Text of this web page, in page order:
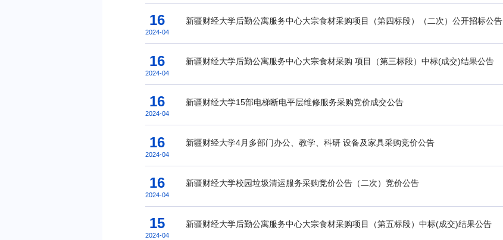
16
2024-04
新疆财经大学后勤公寓服务中心大宗食材采购项目（第四标段）（二次）公开招标公告
16
2024-04
新疆财经大学后勤公寓服务中心大宗食材采购 项目（第三标段）中标(成交)结果公告
16
2024-04
新疆财经大学15部电梯断电平层维修服务采购竞价成交公告
16
2024-04
新疆财经大学4月多部门办公、教学、科研 设备及家具采购竞价公告
16
2024-04
新疆财经大学校园垃圾清运服务采购竞价公告（二次）竞价公告
15
2024-04
新疆财经大学后勤公寓服务中心大宗食材采购项目（第五标段）中标(成交)结果公告